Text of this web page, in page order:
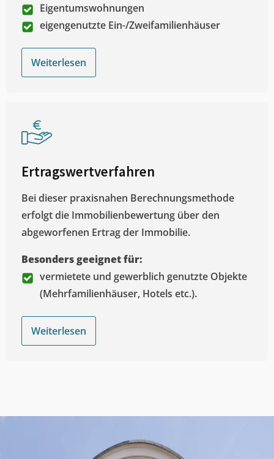
Eigentumswohnungen
eigengenutzte Ein-/Zweifamilienhäuser
Weiterlesen
Ertragswertverfahren
Bei dieser praxisnahen Berechnungsmethode
erfolgt die Immobilienbewertung über den
abgeworfenen Ertrag der Immobilie.
Besonders geeignet für:
vermietete und gewerblich genutzte Objekte
(Mehrfamilienhäuser, Hotels etc.).
Weiterlesen